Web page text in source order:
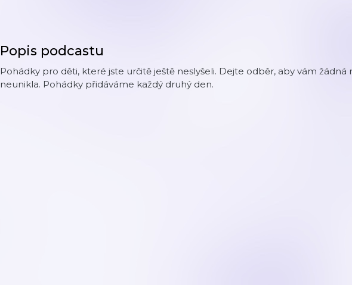
Popis podcastu
Pohádky pro děti, které jste určitě ještě neslyšeli. Dejte odběr, aby vám žádná
neunikla. Pohádky přidáváme každý druhý den.